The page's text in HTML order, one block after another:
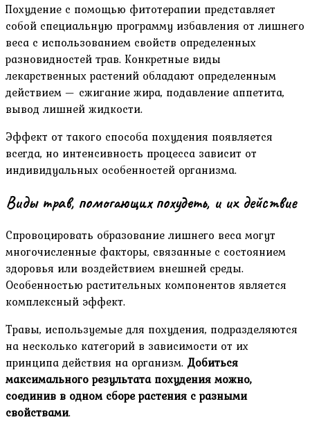
Похудение с помощью фитотерапии представляет
собой специальную программу избавления от лишнего
веса с использованием свойств определенных
разновидностей трав. Конкретные виды
лекарственных растений обладают определенным
действием — сжигание жира, подавление аппетита,
вывод лишней жидкости.
Эффект от такого способа похудения появляется
всегда, но интенсивность процесса зависит от
индивидуальных особенностей организма.
Виды трав, помогающих похудеть, и их действие
Спровоцировать образование лишнего веса могут
многочисленные факторы, связанные с состоянием
здоровья или воздействием внешней среды.
Особенностью растительных компонентов является
комплексный эффект.
Травы, используемые для похудения, подразделяются
на несколько категорий в зависимости от их
принципа действия на организм. Добиться
максимального результата похудения можно,
соединив в одном сборе растения с разными
свойствами.